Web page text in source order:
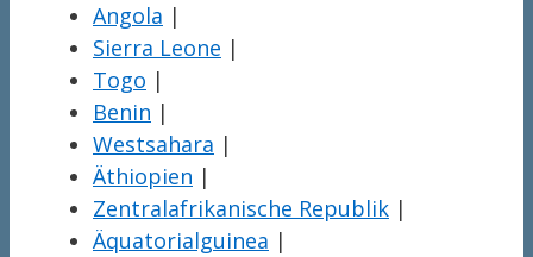
Angola |
Sierra Leone |
Togo |
Benin |
Westsahara |
Äthiopien |
Zentralafrikanische Republik |
Äquatorialguinea |